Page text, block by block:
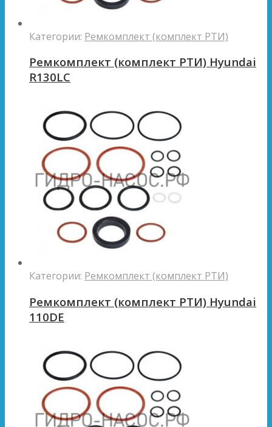
Категории: Ремкомплект (комплект РТИ)
Ремкомплект (комплект РТИ) Hyundai
R130LC
Категории: Ремкомплект (комплект РТИ)
Ремкомплект (комплект РТИ) Hyundai
110DE